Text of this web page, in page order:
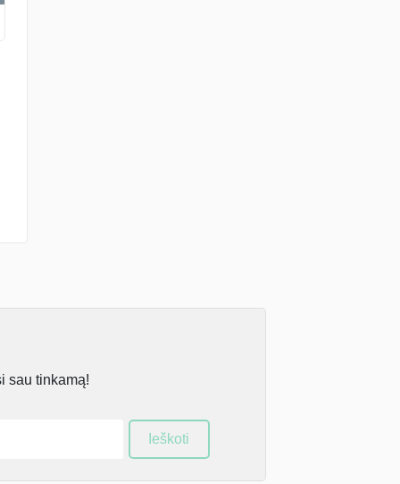
sau tinkamą!
Ieškoti